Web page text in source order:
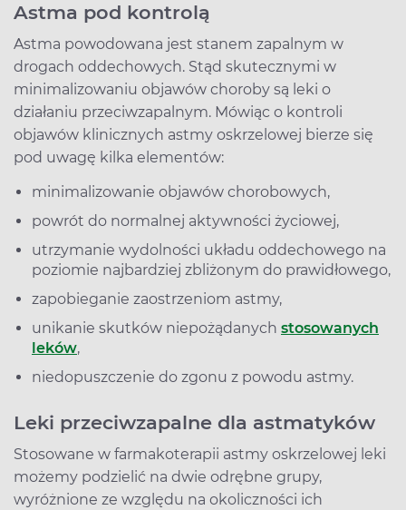
Astma pod kontrolą
Astma powodowana jest stanem zapalnym w
drogach oddechowych. Stąd skutecznymi w
minimalizowaniu objawów choroby są leki o
działaniu przeciwzapalnym. Mówiąc o kontroli
objawów klinicznych astmy oskrzelowej bierze się
pod uwagę kilka elementów:
minimalizowanie objawów chorobowych,
powrót do normalnej aktywności życiowej,
utrzymanie wydolności układu oddechowego na
poziomie najbardziej zbliżonym do prawidłowego,
zapobieganie zaostrzeniom astmy,
unikanie skutków niepożądanych stosowanych
leków,
niedopuszczenie do zgonu z powodu astmy.
Leki przeciwzapalne dla astmatyków
Stosowane w farmakoterapii astmy oskrzelowej leki
możemy podzielić na dwie odrębne grupy,
wyróżnione ze względu na okoliczności ich